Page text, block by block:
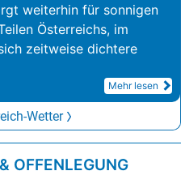
weiterhin für sonnigen
Österreichs, im
zeitweise dichtere
Mehr lesen
Wetter
OFFENLEGUNG